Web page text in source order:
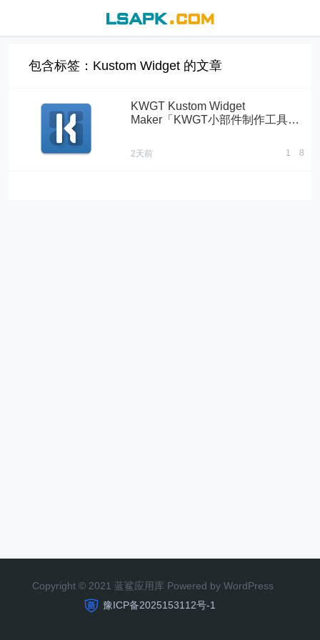
包含标签：Kustom Widget 的文章
KWGT Kustom Widget
Maker「KWGT小部件制作工具」
2天前 1 8
Copyright © 2021 蓝鲨应用库 Powered by WordPress
豫ICP备2025153112号-1